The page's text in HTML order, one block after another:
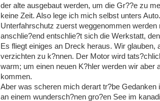
der alte ausgebaut werden, um die Gr??e zu
keine Zeit. Also lege ich mich selbst unters
Unterfahrschutz zuerst weggenommen werden
anschlie?end entschlie?t sich die Werkstatt,
Es fliegt einiges an Dreck heraus. Wir glauben,
verzichten zu k?nnen. Der Motor wird
warm; um einen neuen K?hler werden wir aber
kommen.
Aber was scheren mich derart tr?be Gedanken
an einem wundersch?nen gro?en See im